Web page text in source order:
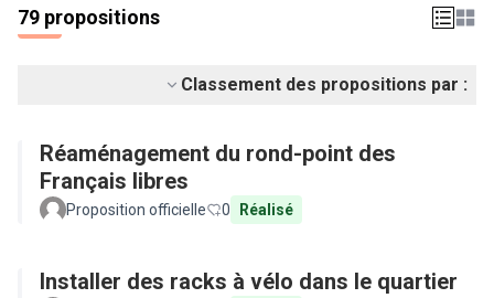
79 propositions
Classement des propositions par :
Réaménagement du rond-point des
Français libres
Proposition officielle 0 Réalisé
Installer des racks à vélo dans le quartier